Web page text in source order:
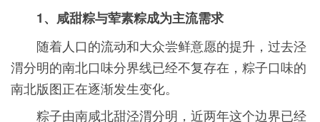
1、咸甜粽与荤素粽成为主流需求
随着人口的流动和大众尝鲜意愿的提升，过去泾
渭分明的南北口味分界线已经不复存在，粽子口味的
南北版图正在逐渐发生变化。
粽子由南咸北甜泾渭分明，近两年这个边界已经